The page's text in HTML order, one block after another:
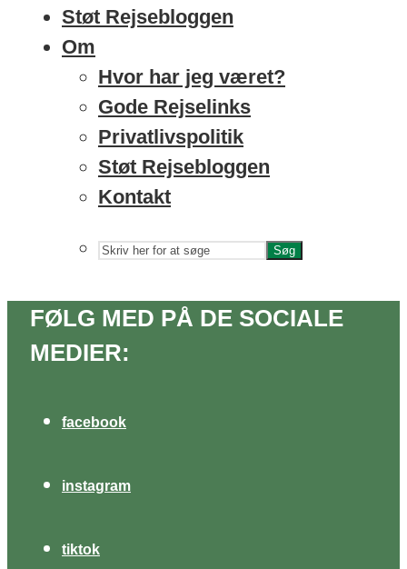
Støt Rejsebloggen
Om
Hvor har jeg været?
Gode Rejselinks
Privatlivspolitik
Støt Rejsebloggen
Kontakt
Søg
FØLG MED PÅ DE SOCIALE
MEDIER:
facebook
instagram
tiktok